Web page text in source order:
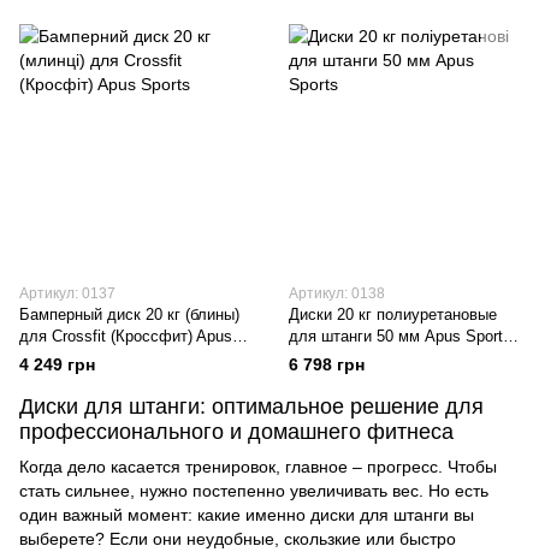
Артикул: 0137
Бамперный диск 20 кг (блины)
для Crossfit (Кроссфит) Apus
Sports
4 249 грн
Артикул: 0138
Диски 20 кг полиуретановые
для штанги 50 мм Apus Sports
Mercury Olympic
6 798 грн
Диски для штанги: оптимальное решение для
профессионального и домашнего фитнеса
Когда дело касается тренировок, главное – прогресс. Чтобы
стать сильнее, нужно постепенно увеличивать вес. Но есть
один важный момент: какие именно диски для штанги вы
выберете? Если они неудобные, скользкие или быстро